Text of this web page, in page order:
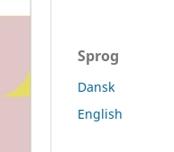
Sprog
Dansk
English